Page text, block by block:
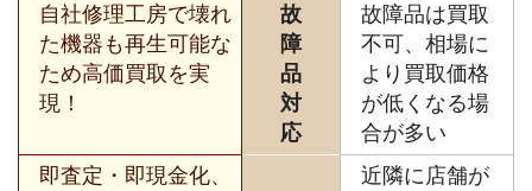
自社修理工房で壊れ
た機器も再生可能な
ため高価買取を実
現！
故
障
品
対
応
故障品は買取
不可、相場に
より買取価格
が低くなる場
合が多い
即査定・即現金化、
近隣に店舗が